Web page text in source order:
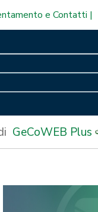
e Contatti
GeCoWEB Plus